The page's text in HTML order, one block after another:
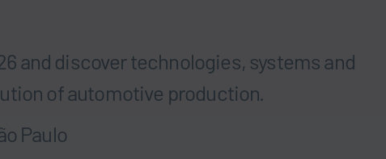
and discover technologies, systems and
of automotive production.
Paulo